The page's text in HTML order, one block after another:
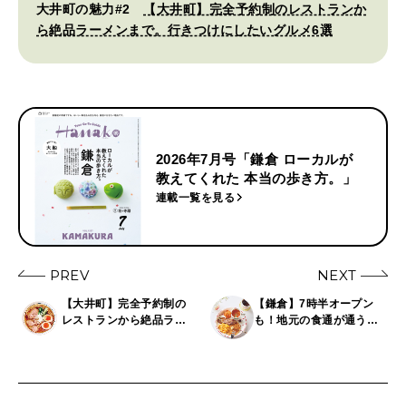
大井町の魅力#2
【大井町】完全予約制のレストランか
ら絶品ラーメンまで。行きつけにしたいグルメ6選
2026年7月号「鎌倉 ローカルが
教えてくれた 本当の歩き方。」
連載一覧を見る
PREV
【大井町】完全予約制の
レストランから絶品ラー
NEXT
【鎌倉】7時半オープン
も！地元の食通が通う絶